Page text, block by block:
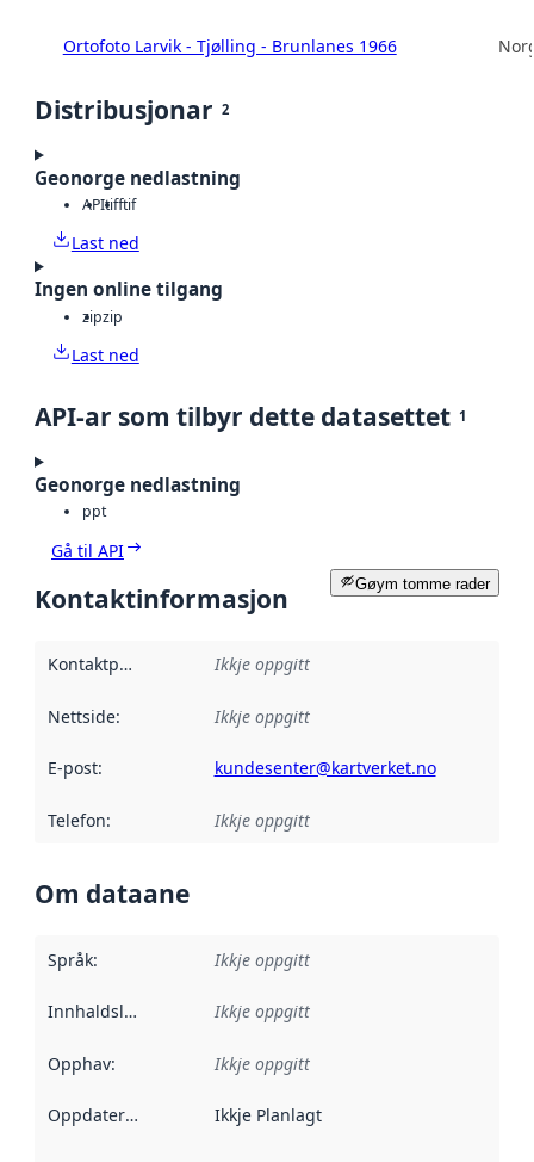
Ortofoto Larvik - Tjølling - Brunlanes 1966
Distribusjonar 2
Geonorge nedlastning
APItifftif
Last ned
Ingen online tilgang
zipzip
Last ned
API-ar som tilbyr dette datasettet 1
Geonorge nedlastning
ppt
Gå til API
Gøym tomme rader
Kontaktinformasjon
Kontaktpunkt Ikkje oppgitt
Nettside: Ikkje oppgitt
E-post: kundesenter@kartverket.no
Telefon: Ikkje oppgitt
Om dataane
Språk: Ikkje oppgitt
Innhaldsleverandørar :
Ikkje oppgitt
Opphav: Ikkje oppgitt
Oppdateringsfrekvens :
Ikkje Planlagt